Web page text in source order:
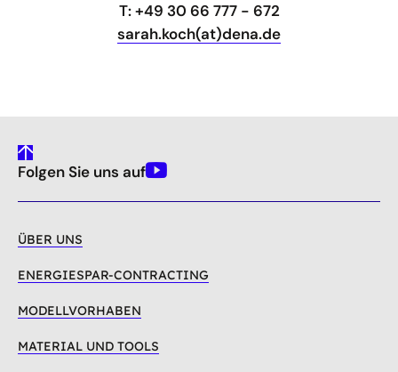
T: +49 30 66 777 - 672
sarah.koch(at)dena.de
gehe
nach
Folgen Sie uns aufYoutube
ÜBER UNS
ENERGIESPAR-CONTRACTING
MODELLVORHABEN
MATERIAL UND TOOLS